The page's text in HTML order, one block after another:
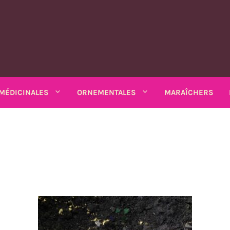
bio
Chicorées
Moutardes
Mélisse
Nigelle
Ashwagandha
Balsamine
Mauves
Mélisse turque
Souci -
ORNEMENTALES
Arroches
Asarine
Balsamine
Cosmos
Gloire-du-matin
Gueules-de-loup
MARAÎCHERS